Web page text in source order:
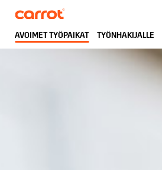
AVOIMET TYÖPAIKAT TYÖNHAKIJALLE